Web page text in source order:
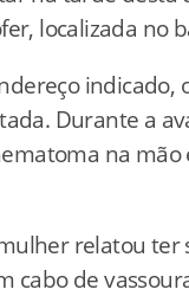
localizada no
Durante a
na mão
relatou
cabo de